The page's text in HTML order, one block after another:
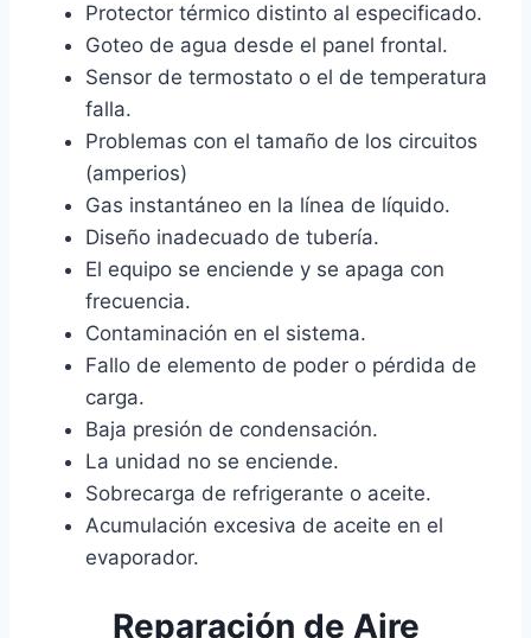
Protector térmico distinto al especificado.
Goteo de agua desde el panel frontal.
Sensor de termostato o el de temperatura
falla.
Problemas con el tamaño de los circuitos
(amperios)
Gas instantáneo en la línea de líquido.
Diseño inadecuado de tubería.
El equipo se enciende y se apaga con
frecuencia.
Contaminación en el sistema.
Fallo de elemento de poder o pérdida de
carga.
Baja presión de condensación.
La unidad no se enciende.
Sobrecarga de refrigerante o aceite.
Acumulación excesiva de aceite en el
evaporador.
Reparación de Aire